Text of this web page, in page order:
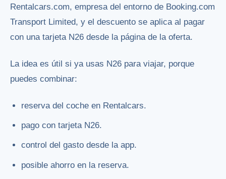
Rentalcars.com, empresa del entorno de Booking.com
Transport Limited, y el descuento se aplica al pagar
con una tarjeta N26 desde la página de la oferta.
La idea es útil si ya usas N26 para viajar, porque
puedes combinar:
reserva del coche en Rentalcars.
pago con tarjeta N26.
control del gasto desde la app.
posible ahorro en la reserva.